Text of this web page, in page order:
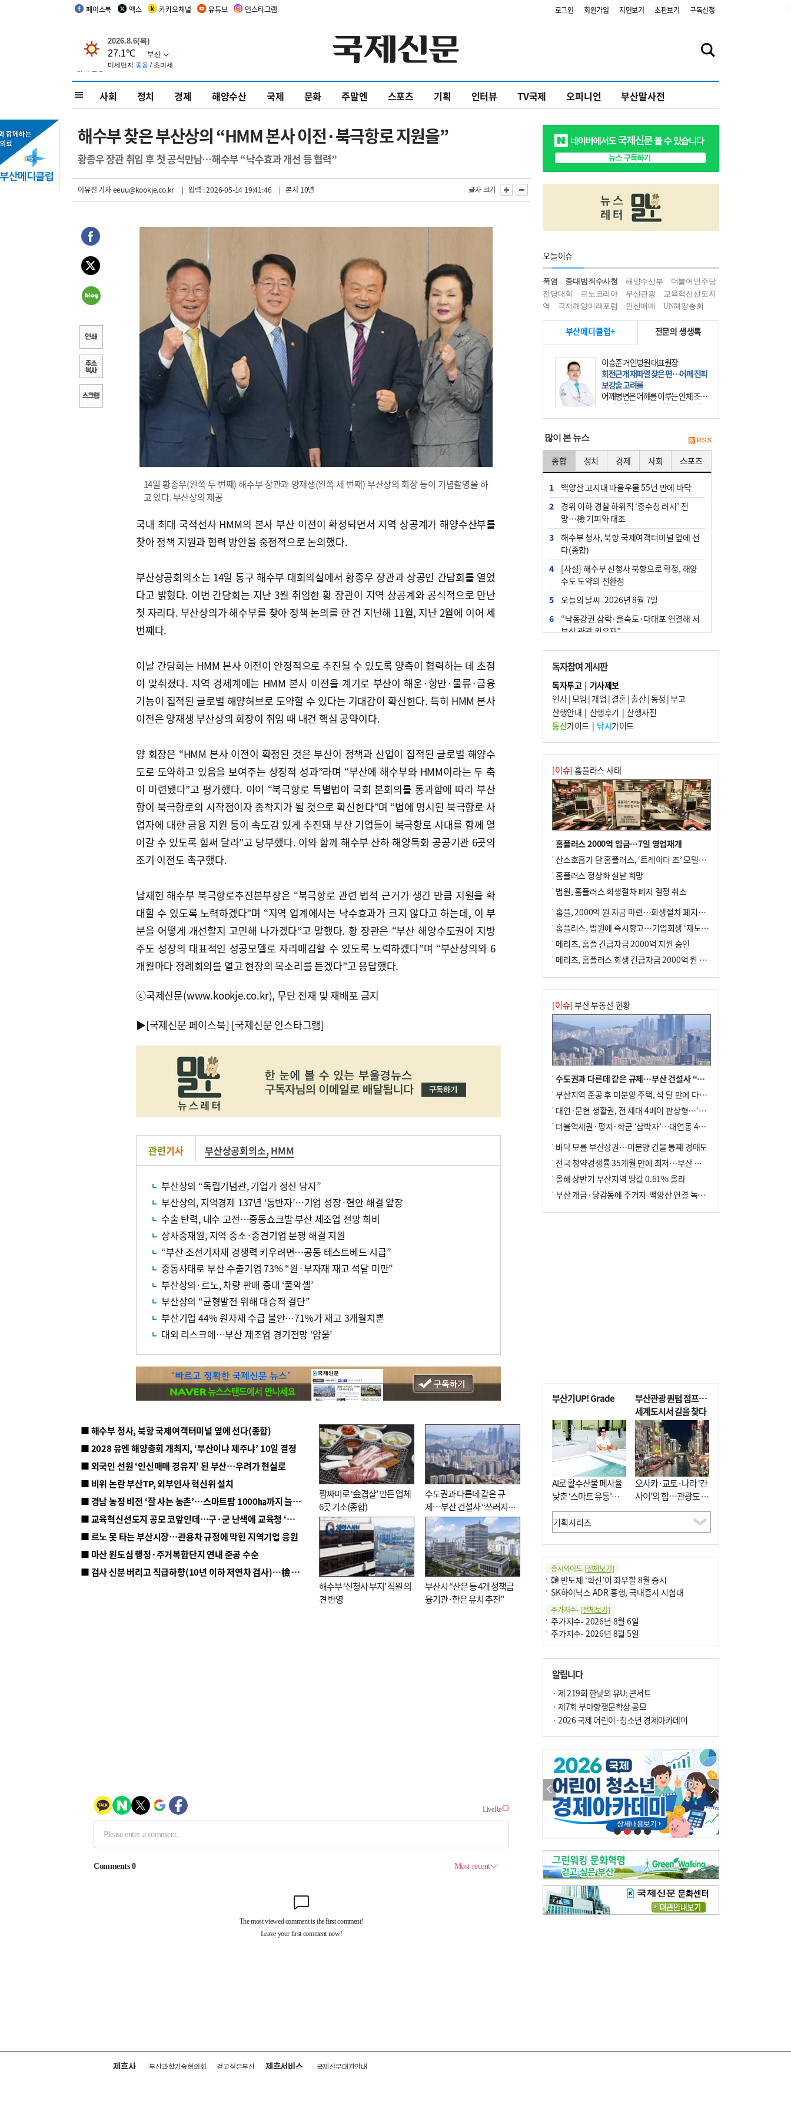
페이스북 엑스 카카오채널 유튜브 인스타그램 로그인 회원가입 지면보기 초판보기 구독신청
사회 정치 경제 해양수산 국제 문화 주말엔 스포츠 기획 인터뷰 TV국제 오피니언 부산말사전
해수부 찾은 부산상의 “HMM 본사 이전·북극항로 지원을”
황종우 장관 취임 후 첫 공식만남…해수부 “낙수효과 개선 등 협력”
이유진 기자eeuu@kookje.co.kr | 입력 : 2026-05-14 19:41:46 | 본지 10면 글자 크기
14일 황종우(왼쪽 두 번째) 해수부 장관과 양재생(왼쪽 세 번째) 부산상의 회장 등이 기념촬영을 하
고 있다. 부산상의 제공
국내 최대 국적선사 HMM의 본사 부산 이전이 확정되면서 지역 상공계가 해양수산부를
찾아 정책 지원과 협력 방안을 중점적으로 논의했다.
부산상공회의소는 14일 동구 해수부 대회의실에서 황종우 장관과 상공인 간담회를 열었
다고 밝혔다. 이번 간담회는 지난 3월 취임한 황 장관이 지역 상공계와 공식적으로 만난
첫 자리다. 부산상의가 해수부를 찾아 정책 논의를 한 건 지난해 11월, 지난 2월에 이어 세
번째다.
이날 간담회는 HMM 본사 이전이 안정적으로 추진될 수 있도록 양측이 협력하는 데 초점
이 맞춰졌다. 지역 경제계에는 HMM 본사 이전을 계기로 부산이 해운·항만·물류·금융
기능이 집적된 글로벌 해양허브로 도약할 수 있다는 기대감이 확산한다. 특히 HMM 본사
이전은 양재생 부산상의 회장이 취임 때 내건 핵심 공약이다.
양 회장은 “HMM 본사 이전이 확정된 것은 부산이 정책과 산업이 집적된 글로벌 해양수
도로 도약하고 있음을 보여주는 상징적 성과”라며 “부산에 해수부와 HMM이라는 두 축
이 마련됐다”고 평가했다. 이어 “북극항로 특별법이 국회 본회의를 통과함에 따라 부산
항이 북극항로의 시작점이자 종착지가 될 것으로 확신한다”며 “법에 명시된 북극항로 사
업자에 대한 금융 지원 등이 속도감 있게 추진돼 부산 기업들이 북극항로 시대를 함께 열
어갈 수 있도록 힘써 달라”고 당부했다. 이와 함께 해수부 산하 해양특화 공공기관 6곳의
조기 이전도 촉구했다.
남재헌 해수부 북극항로추진본부장은 “북극항로 관련 법적 근거가 생긴 만큼 지원을 확
대할 수 있도록 노력하겠다”며 “지역 업계에서는 낙수효과가 크지 않다고 하는데, 이 부
분을 어떻게 개선할지 고민해 나가겠다”고 말했다. 황 장관은 “부산 해양수도권이 지방
주도 성장의 대표적인 성공모델로 자리매김할 수 있도록 노력하겠다”며 “부산상의와 6
개월마다 정례회의를 열고 현장의 목소리를 듣겠다”고 응답했다.
ⓒ국제신문(www.kookje.co.kr), 무단 전재 및 재배포 금지
▶[국제신문 페이스북] [국제신문 인스타그램]
관련기사 부산상공회의소,HMM
부산상의 “독립기념관, 기업가 정신 담자”
부산상의, 지역경제 137년 ‘동반자’…기업 성장·현안 해결 앞장
수출 탄력, 내수 고전…중동쇼크발 부산 제조업 전망 희비
상사중재원, 지역 중소·중견기업 분쟁 해결 지원
“부산 조선기자재 경쟁력 키우려면…공동 테스트베드 시급”
중동사태로 부산 수출기업 73% “원·부자재 재고 석달 미만”
부산상의·르노, 차량 판매 증대 ‘풀악셀’
부산상의 “균형발전 위해 대승적 결단”
부산기업 44% 원자재 수급 불안…71%가 재고 3개월치뿐
대외 리스크에…부산 제조업 경기전망 ‘암울’
■ 해수부 청사, 북항 국제여객터미널 옆에 선다(종합)
■ 2028 유엔 해양총회 개최지, ‘부산이냐 제주냐’ 10일 결정
■ 외국인 선원 ‘인신매매 경유지’ 된 부산…우려가 현실로
■ 비위 논란 부산TP, 외부인사 혁신위 설치
■ 경남 농정 비전 ‘잘 사는 농촌’…스마트팜 1000㏊까지 늘린다
■ 교육혁신선도지 공모 코앞인데…구·군 난색에 교육청 ‘쩔쩔’
■ 르노 못 타는 부산시장…관용차 규정에 막힌 지역기업 응원
■ 마산 원도심 행정·주거복합단지 연내 준공 수순
■ 검사 신분 버리고 직급하향(10년 이하 저연차 검사)…檢 중수청행 기피
짬짜미로 ‘金겹살’ 만든 업체
6곳 기소(종합)
수도권과 다른데 같은 규
제…부산 건설사 “쓰러지기
직전”
해수부 ‘신청사 부지’ 직원 의
견 반영
부산시 “산은 등 4개 정책금
융기관·한은 유치 추진”
오늘이슈
폭염 중대범죄수사청 해양수산부
더불어민주당
전당대회
르노코리아 부산관광
교육혁신선도지
역
극지해양미래포럼 인신매매 UN해양총회
부산메디클럽+ 전문의 생생톡
이승준 거인병원 대표원장
회전근개 재파열 잦은 편…어깨 진피
보강술 고려를
어깨병변은 어깨를 이루는 인체 조직
에 발생하는 손상을 말한다. 여기에
는 오십견과 회전근개 증후군, 어깨
많이 본 뉴스
종합 정치 경제 사회 스포츠
1
백양산 고지대 마을우물 55년 만에 바닥
2
경위 이하 경찰 하위직 ‘중수청 러시’ 전
망…檢 기피와 대조
3
해수부 청사, 북항 국제여객터미널 옆에 선
다(종합)
4
[사설] 해수부 신청사 북항으로 확정, 해양
수도 도약의 전환점
5
오늘의 날씨- 2026년 8월 7일
6
“낙동강권 삼락·을숙도·다대포 연결해 서
부산 관광 키우자”
7
부울경 주말부터 비소식…‘극한 폭염’ 한풀
꺾일 듯
8
피란마을 67년 역사인데…전교생 24명 아
미초 통폐합 기로
9
외국인 선원 ‘인신매매 경유지’ 된 부산…
우려가 현실로
10 부산 청소년 극지탐험대 8인, 열흘간 북극
구석구석 누빈다
독자참여 게시판
독자투고| 기사제보
인사|모임 | 개업 | 결혼|출산|동정 |부고
산행안내 | 산행후기 | 산행사진
등산가이드| 낚시가이드
[이슈] 홈플러스 사태
홈플러스 2000억 입금…7일 영업재개
산소호흡기 단 홈플러스, ‘트레이더 조’ 모델로 살아날까
홈플러스 정상화 실낱 희망
법원, 홈플러스 회생절차 폐지 결정 취소
홈플, 2000억 원 자금 마련…회생절차 폐지에 즉시항고(종합)
홈플러스, 법원에 즉시항고…기업회생 ‘재도전’
메리츠, 홈플 긴급자금 2000억 지원 승인
메리츠, 홈플러스 회생 긴급자금 2000억 원 지원 승인
[이슈] 부산 부동산 현황
수도권과 다른데 같은 규제…부산 건설사 “쓰러지기 직전”
부산지역 준공 후 미분양 주택, 석 달 만에 다시 3000가구 넘어서
대연·문현 생활권, 전 세대 4베이 판상형…‘더샵 트리센트’ 내달 분양
더블역세권·평지·학군 ‘삼박자’…대연동 42층 브랜드 단지
바닥 모를 부산상권…미분양 건물 통째 경매도
전국 청약경쟁률 35개월 만에 최저…부산 미분양 ‘적체’ 심화
올해 상반기 부산지역 땅값 0.61% 올라
부산 개금·당감동에 주거지-백양산 연결 녹지 조성
부산기UP! Grade
AI로 활수산물 폐사율
낮춘 ‘스마트 유통’…
사막·산악지대 수출
도전
부산관광 퀀텀 점프…
세계도시서 길을 찾다
오사카·교토·나라 ‘간
사이’의 힘…관광도 뭉
쳐야 흥한다
증시와이드 [전체보기]
韓 반도체 ‘확신’이 좌우할 8월 증시
SK하이닉스 ADR 흥행, 국내증시 시험대
주가지수- [전체보기]
주가지수- 2026년 8월 6일
주가지수- 2026년 8월 5일
알립니다
· 제 219회 한낮의 유U; 콘서트
· 제7회 부마항쟁문학상 공모
· 2026 국제 어린이·청소년 경제아카데미
제휴사 부산과학기술협의회 걷고싶은부산 제휴서비스 국제신문대관안내